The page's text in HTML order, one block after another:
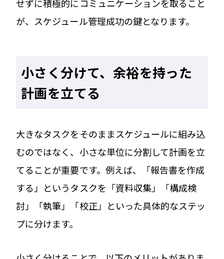
せずに積極的にコミュニケーションを取ること
が、スケジュール管理成功の鍵となります。
小さく分けて、余裕を持った
計画を立てる
大きなタスクをそのままスケジュールに組み込
むのではなく、小さな単位に分割して計画を立
てることが重要です。例えば、「報告書を作成
する」というタスクを「資料収集」「構成検
討」「執筆」「校正」といった具体的なステッ
プに分けます。